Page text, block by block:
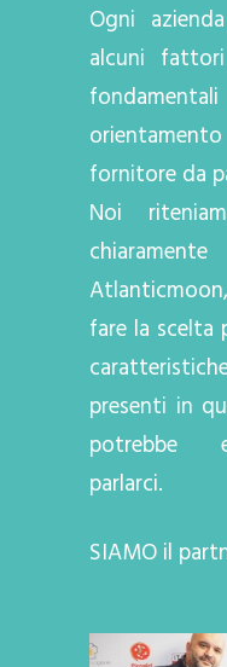
Ogni azienda
alcuni
fornitore da
Noi
fare la scelta
presenti in
potrebbe
parlarci.
SIAMO il